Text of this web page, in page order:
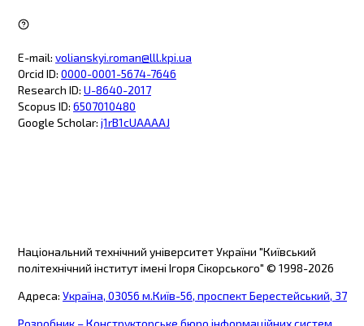
E-mail: volianskyi.roman@lll.kpi.ua
Orcid ID: 0000-0001-5674-7646
Research ID: U-8640-2017
Scopus ID: 6507010480
Google Scholar: j1rB1cUAAAAJ
Національний технічний університет України "Київський
політехнічний інститут імені Ігоря Сікорського" © 1998-2026
Адреса: Україна, 03056 м.Київ-56, проспект Берестейський, 37